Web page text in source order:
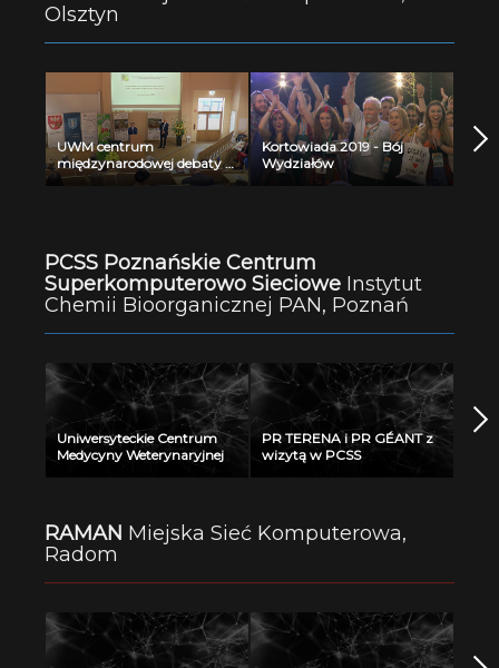
naruszaniem prawa i
Olsztyn
UWM centrum
międzynarodowej debaty o
dobrych praktykach
Kortowiada 2019 - Bój
Wydziałów
PCSS Poznańskie Centrum
Superkomputerowo Sieciowe Instytut
Chemii Bioorganicznej PAN, Poznań
Uniwersyteckie Centrum
Medycyny Weterynaryjnej
PR TERENA i PR GÉANT z
wizytą w PCSS
RAMAN Miejska Sieć Komputerowa,
Radom